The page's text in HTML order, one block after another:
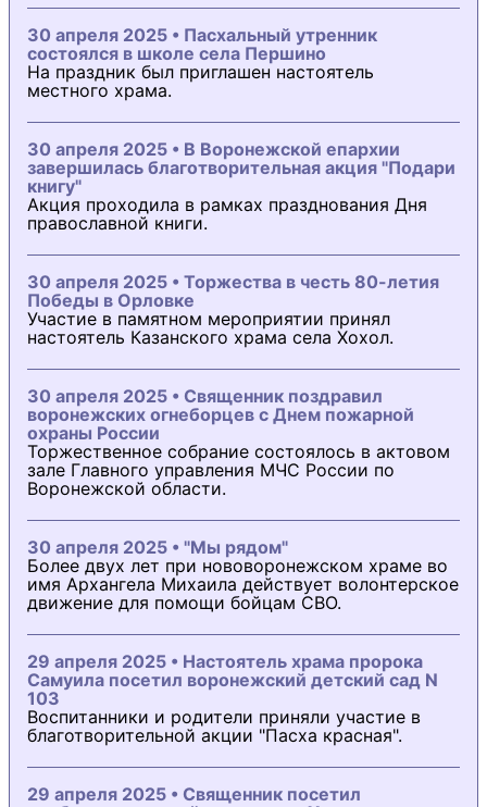
30 апреля 2025 • Пасхальный утренник
состоялся в школе села Першино
На праздник был приглашен настоятель
местного храма.
30 апреля 2025 • В Воронежской епархии
завершилась благотворительная акция "Подари
книгу"
Акция проходила в рамках празднования Дня
православной книги.
30 апреля 2025 • Торжества в честь 80-летия
Победы в Орловке
Участие в памятном мероприятии принял
настоятель Казанского храма села Хохол.
30 апреля 2025 • Священник поздравил
воронежских огнеборцев с Днем пожарной
охраны России
Торжественное собрание состоялось в актовом
зале Главного управления МЧС России по
Воронежской области.
30 апреля 2025 • "Мы рядом"
Более двух лет при нововоронежском храме во
имя Архангела Михаила действует волонтерское
движение для помощи бойцам СВО.
29 апреля 2025 • Настоятель храма пророка
Самуила посетил воронежский детский сад N
103
Воспитанники и родители приняли участие в
благотворительной акции "Пасха красная".
29 апреля 2025 • Священник посетил